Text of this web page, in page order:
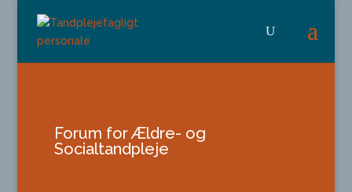
Forum for Ældre- og
Socialtandpleje